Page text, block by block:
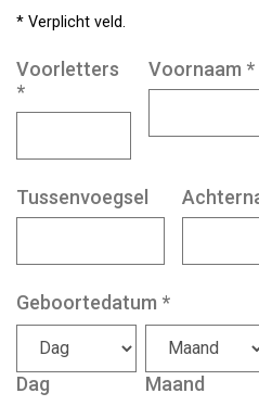
* Verplicht veld.
Voorletters
*
Voornaam *
Tussenvoegsel
Geboortedatum *
Dag Maand